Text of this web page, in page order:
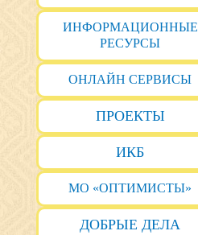
ИНФОРМАЦИОННЫЕ
РЕСУРСЫ
ОНЛАЙН СЕРВИСЫ
ПРОЕКТЫ
ИКБ
МО «ОПТИМИСТЫ»
ДОБРЫЕ ДЕЛА